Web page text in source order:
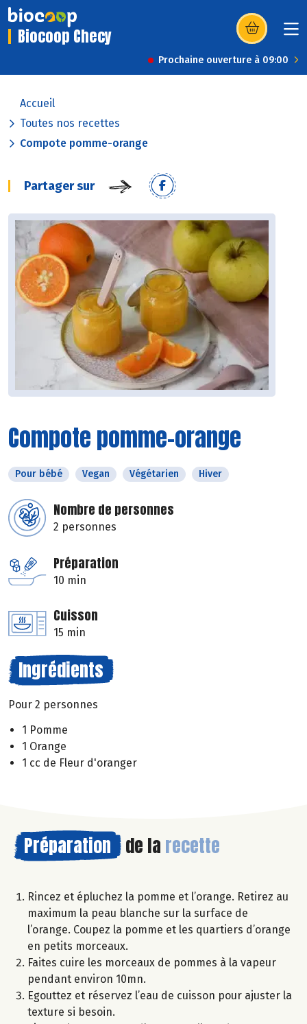
Biocoop Checy (s’ouvre dans
Prochaine ouverture à 09:00
Accueil
Toutes nos recettes
Compote pomme-orange
Partager sur
Compote pomme-orange
Pour bébé Vegan Végétarien Hiver
Nombre de personnes
2 personnes
Préparation
10 min
Cuisson
15 min
Ingrédients
Pour 2 personnes
1 Pomme
1 Orange
1 cc de Fleur d'oranger
Préparation de la recette
Rincez et épluchez la pomme et l’orange. Retirez au
maximum la peau blanche sur la surface de
l’orange. Coupez la pomme et les quartiers d’orange
en petits morceaux.
Faites cuire les morceaux de pommes à la vapeur
pendant environ 10mn.
Egouttez et réservez l’eau de cuisson pour ajuster la
texture si besoin.